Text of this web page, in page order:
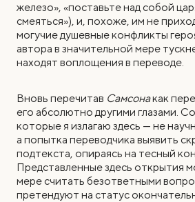
железо», «поставьте над собой
смеяться»), и, похоже, им не
могучие душевные конфликты
автора в значительной мере
находят воплощения в переводе.
Вновь перечитав Самсонакак
его абсолютно другими глазами.
которые я излагаю здесь — не
а попытка переводчика выявить
подтекста, опираясь на тесный
Представленные здесь открытия
мере считать безответными
претендуют на статус